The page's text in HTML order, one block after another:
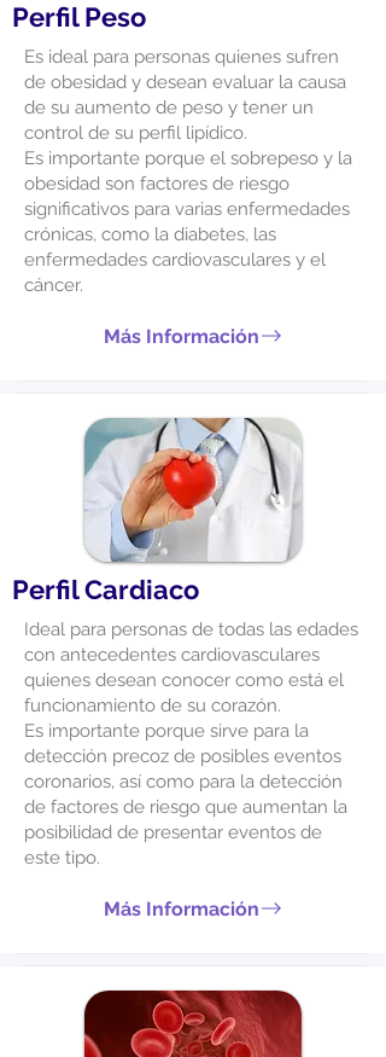
Perfil Peso
Es ideal para personas quienes sufren
de obesidad y desean evaluar la causa
de su aumento de peso y tener un
control de su perfil lipídico.
Es importante porque el sobrepeso y la
obesidad son factores de riesgo
significativos para varias enfermedades
crónicas, como la diabetes, las
enfermedades cardiovasculares y el
cáncer.
Más Información
Perfil Cardiaco
Ideal para personas de todas las edades
con antecedentes cardiovasculares
quienes desean conocer como está el
funcionamiento de su corazón.
Es importante porque sirve para la
detección precoz de posibles eventos
coronarios, así como para la detección
de factores de riesgo que aumentan la
posibilidad de presentar eventos de
este tipo.
Más Información